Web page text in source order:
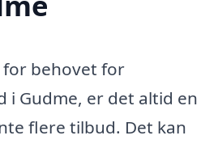
behovet for
i Gudme, er det altid en
flere tilbud. Det kan